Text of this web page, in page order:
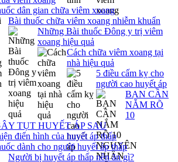
dân gian chữa viêm xoang
Bài thuốc chữa viêm xoang nhiễm khuẩn
Những Bài thuốc Đông y trị viêm
xoang hiệu quả
Cách chữa viêm xoang tại
nhà hiệu quả
5 điều cấm kỵ cho
người cao huyết áp
BẠN CẦN
NẮM RÕ
10
TỤT HUYẾT ÁP SAU
điển hình của huyết áp thấp
dành cho người huyết áp thấp
Người bị huyết áp thấp nên ăn gì?